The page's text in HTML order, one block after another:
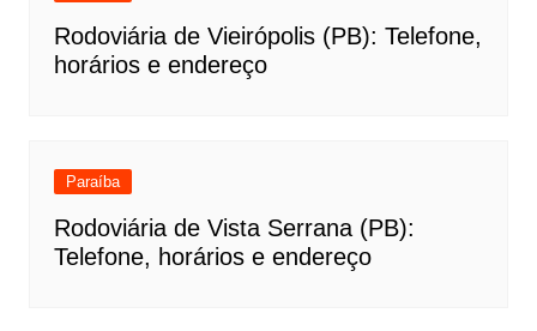
Rodoviária de Vieirópolis (PB): Telefone,
horários e endereço
Paraíba
Rodoviária de Vista Serrana (PB):
Telefone, horários e endereço